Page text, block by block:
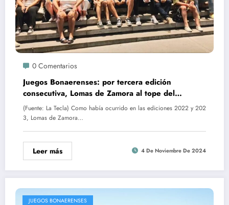
0 Comentarios
Juegos Bonaerenses: por tercera edición
consecutiva, Lomas de Zamora al tope del
medallero
(Fuente: La Tecla) Como había ocurrido en las ediciones 2022 y 202
3, Lomas de Zamora…
Leer más 4 De Noviembre De 2024
JUEGOS BONAERENSES